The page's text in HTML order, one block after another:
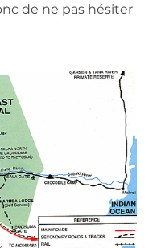
de ne pas hésiter